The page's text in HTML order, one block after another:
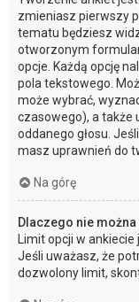
zmieniasz pierwszy
tematu będziesz
otworzonym
opcje. Każdą opcję
pola tekstowego.
może wybrać,
czasowego), a także
oddanego głosu.
masz uprawnień do
Na górę
Dlaczego nie
Limit opcji w
Jeśli uważasz, że
dozwolony limit,